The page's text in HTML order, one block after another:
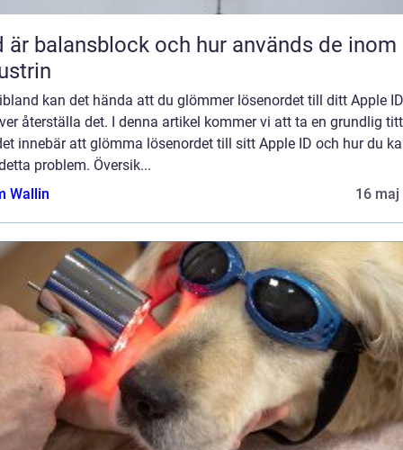
är balansblock och hur används de inom
kan det hända att du glömmer lösenordet till ditt Apple
återställa det. I denna artikel kommer vi att ta en grundlig
innebär att glömma lösenordet till sitt Apple ID och hur du
problem. Översik...
Wallin
16 maj